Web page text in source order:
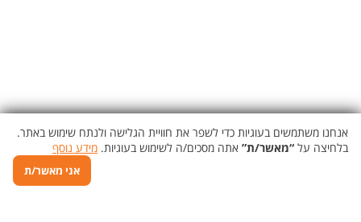
אנחנו משתמשים בעוגיות כדי לשפר את חוויית הגלישה ולנתח שימוש באתר.
בלחיצה על “מאשר/ת” אתה מסכים/ה לשימוש בעוגיות. מידע נוסף
אני מאשר/ת